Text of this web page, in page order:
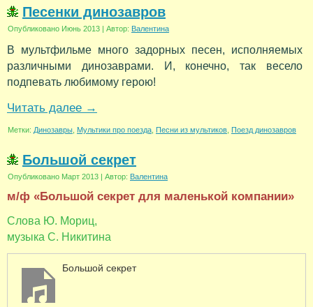
Песенки динозавров
Опубликовано Июнь 2013 | Автор: Валентина
В мультфильме много задорных песен, исполняемых
различными динозаврами. И, конечно, так весело
подпевать любимому герою!
Читать далее →
Метки: Динозавры Мультики про поезда Песни из мультиков Поезд динозавров
Большой секрет
Опубликовано Март 2013 | Автор: Валентина
м/ф «Большой секpет для маленькой компании»
Слова Ю. Мориц,
музыка С. Никитина
Большой секрет